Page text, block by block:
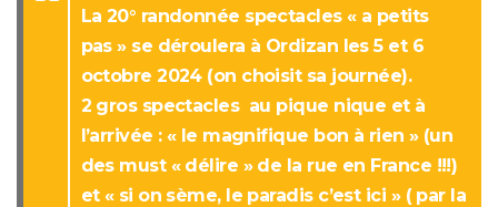
La 20° randonnée spectacles « a petits
pas » se déroulera à Ordizan les 5 et 6
octobre 2024 (on choisit sa journée).
2 gros spectacles au pique nique et à
l’arrivée : « le magnifique bon à rien » (un
des must « délire » de la rue en France !!!)
et « si on sème, le paradis c’est ici » ( par la